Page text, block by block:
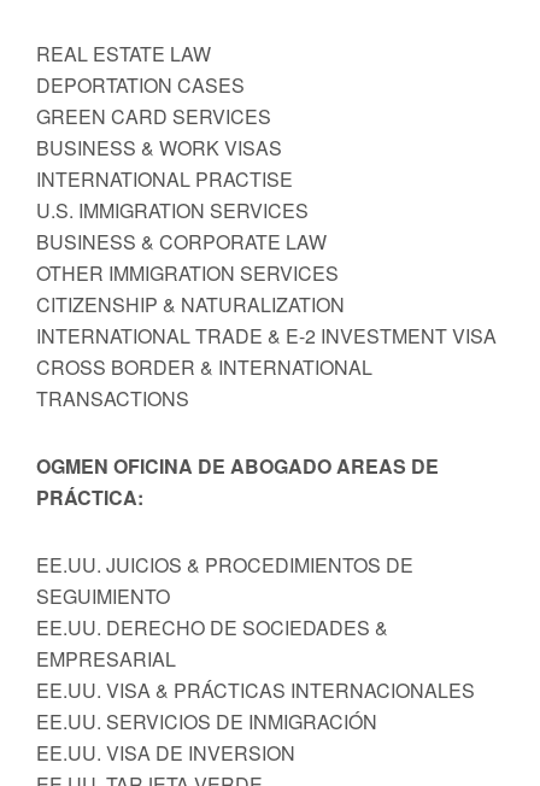
REAL ESTATE LAW
DEPORTATION CASES
GREEN CARD SERVICES
BUSINESS & WORK VISAS
INTERNATIONAL PRACTISE
U.S. IMMIGRATION SERVICES
BUSINESS & CORPORATE LAW
OTHER IMMIGRATION SERVICES
CITIZENSHIP & NATURALIZATION
INTERNATIONAL TRADE & E-2 INVESTMENT VISA
CROSS BORDER & INTERNATIONAL
TRANSACTIONS
OGMEN OFICINA DE ABOGADO AREAS DE
PRÁCTICA:
EE.UU. JUICIOS & PROCEDIMIENTOS DE
SEGUIMIENTO
EE.UU. DERECHO DE SOCIEDADES &
EMPRESARIAL
EE.UU. VISA & PRÁCTICAS INTERNACIONALES
EE.UU. SERVICIOS DE INMIGRACIÓN
EE.UU. VISA DE INVERSION